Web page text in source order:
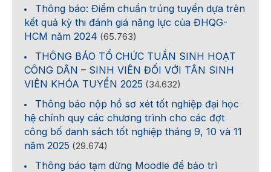
Thông báo: Điểm chuẩn trúng tuyển dựa trên
kết quả kỳ thi đánh giá năng lực của ĐHQG-
HCM năm 2024 (65.763)
THÔNG BÁO TỔ CHỨC TUẦN SINH HOẠT
CÔNG DÂN – SINH VIÊN ĐỐI VỚI TÂN SINH
VIÊN KHÓA TUYỂN 2025 (34.632)
Thông báo nộp hồ sơ xét tốt nghiệp đại học
hệ chính quy các chương trình cho các đợt
công bố danh sách tốt nghiệp tháng 9, 10 và 11
năm 2025 (29.674)
Thông báo tạm dừng Moodle để bảo trì